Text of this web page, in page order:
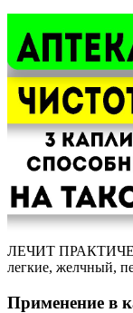
ЛЕЧИТ
легкие, желчный,
Применение в